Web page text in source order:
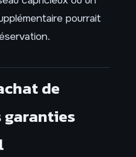
pourrait
de
garanties